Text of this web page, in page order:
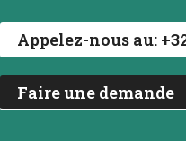
Appelez-nous au:
Faire une demande